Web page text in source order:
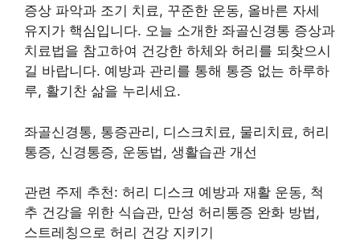
증상 파악과 조기 치료, 꾸준한 운동, 올바른 자세
유지가 핵심입니다. 오늘 소개한 좌골신경통 증상과
치료법을 참고하여 건강한 하체와 허리를 되찾으시
길 바랍니다. 예방과 관리를 통해 통증 없는 하루하
루, 활기찬 삶을 누리세요.
좌골신경통, 통증관리, 디스크치료, 물리치료, 허리
통증, 신경통증, 운동법, 생활습관 개선
관련 주제 추천: 허리 디스크 예방과 재활 운동, 척
추 건강을 위한 식습관, 만성 허리통증 완화 방법,
스트레칭으로 허리 건강 지키기